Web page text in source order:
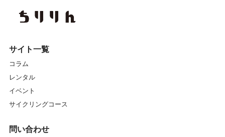
サイト一覧
コラム
レンタル
イベント
サイクリングコース
問い合わせ